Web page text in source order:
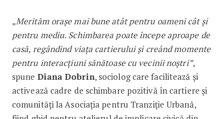
„Merităm orașe mai bune atât pentru oameni cât și
pentru mediu. Schimbarea poate începe aproape de
casă, regândind viața cartierului și creând momente
pentru interacțiuni sănătoase cu vecinii noștri”,
spune Diana Dobrin, sociolog care facilitează și
activează cadre de schimbare pozitivă în cartiere și
comunități la Asociația pentru Tranziție Urbană,